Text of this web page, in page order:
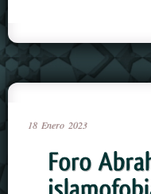
18 Enero 2023